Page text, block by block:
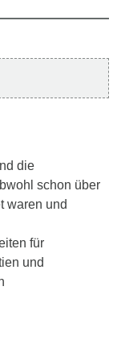
die
schon über
waren und
für
und